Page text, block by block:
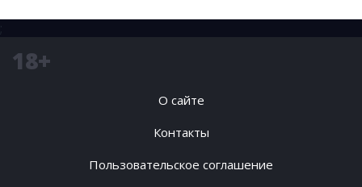
;
18+
О сайте
Контакты
Пользовательское соглашение